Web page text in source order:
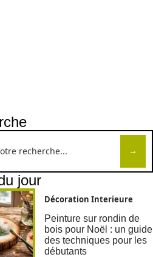
jour
Décoration Interieure
Peinture sur rondin de
bois pour Noël : un guide
des techniques pour les
débutants